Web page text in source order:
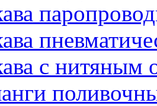
с нитяным